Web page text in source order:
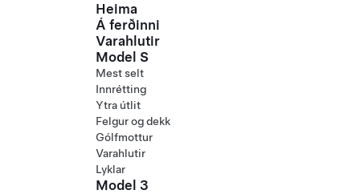
Heima
Á ferðinni
Varahlutir
Model S
Mest selt
Innrétting
Ytra útlit
Felgur og dekk
Gólfmottur
Varahlutir
Lyklar
Model 3